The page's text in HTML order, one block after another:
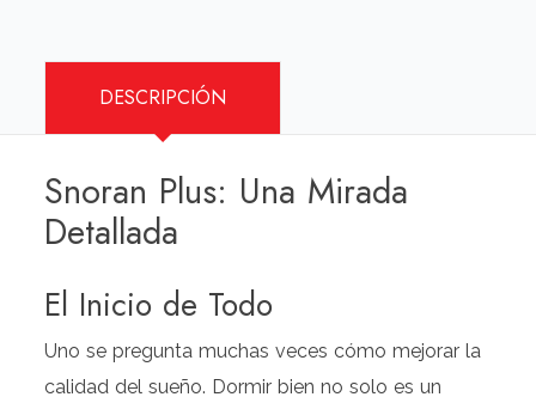
DESCRIPCIÓN
Snoran Plus: Una Mirada
Detallada
El Inicio de Todo
Uno se pregunta muchas veces cómo mejorar la
calidad del sueño. Dormir bien no solo es un